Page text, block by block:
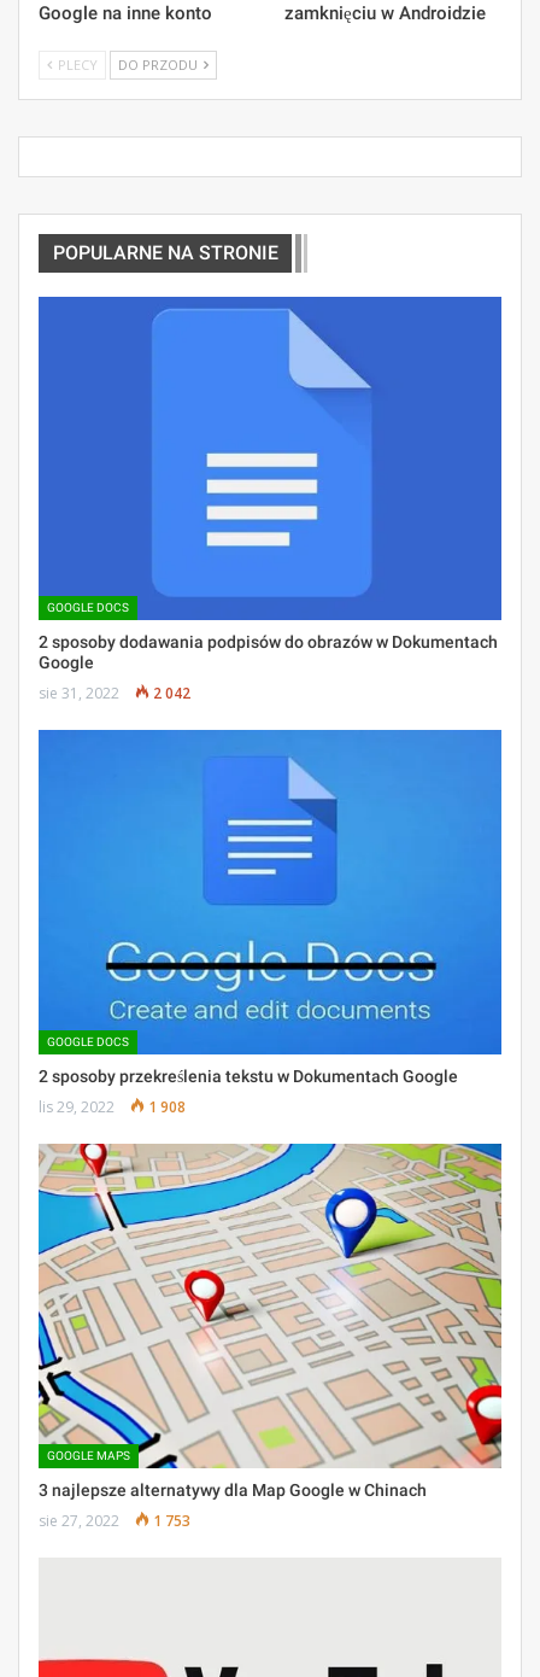
Google na inne konto
zamknięciu w Androidzie
PLECY DO PRZODU
POPULARNE NA STRONIE
GOOGLE DOCS
2 sposoby dodawania podpisów do obrazów w Dokumentach
Google
sie 31, 2022 2 042
GOOGLE DOCS
2 sposoby przekreślenia tekstu w Dokumentach Google
lis 29, 2022 1 908
GOOGLE MAPS
3 najlepsze alternatywy dla Map Google w Chinach
sie 27, 2022 1 753